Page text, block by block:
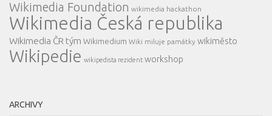
Wikimedia Foundation wikimedia hackathon
Wikimedia Česká republika
Wikimedia ČR tým Wikimedium Wiki miluje památky wikiměsto
Wikipedie wikipedista rezident workshop
ARCHIVY